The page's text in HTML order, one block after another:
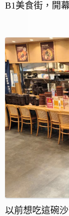
B1美食街，開
以前想吃這碗